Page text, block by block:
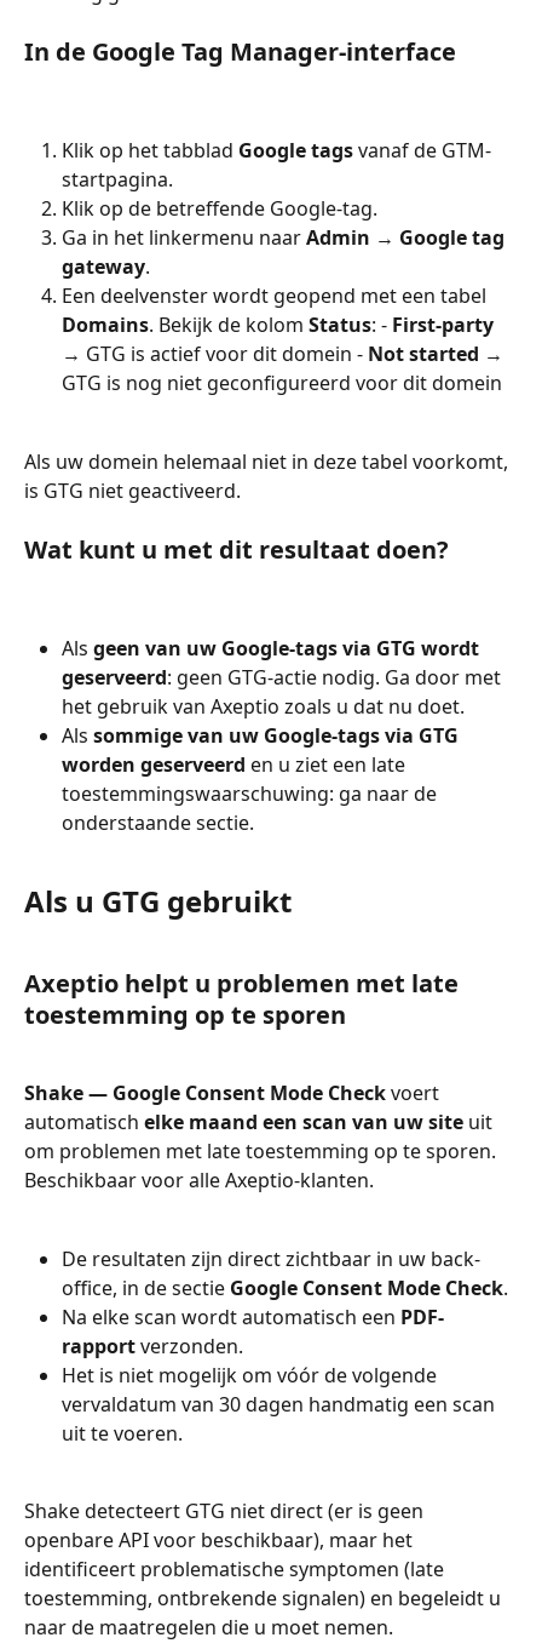
In de Google Tag Manager-interface
Klik op het tabblad Google tags vanaf de GTM-
startpagina.
Klik op de betreffende Google-tag.
Ga in het linkermenu naar Admin → Google tag
gateway.
Een deelvenster wordt geopend met een tabel
Domains. Bekijk de kolom Status: - First-party
→ GTG is actief voor dit domein - Not started →
GTG is nog niet geconfigureerd voor dit domein
Als uw domein helemaal niet in deze tabel voorkomt,
is GTG niet geactiveerd.
Wat kunt u met dit resultaat doen?
Als geen van uw Google-tags via GTG wordt
geserveerd: geen GTG-actie nodig. Ga door met
het gebruik van Axeptio zoals u dat nu doet.
Als sommige van uw Google-tags via GTG
worden geserveerd en u ziet een late
toestemmingswaarschuwing: ga naar de
onderstaande sectie.
Als u GTG gebruikt
Axeptio helpt u problemen met late
toestemming op te sporen
Shake — Google Consent Mode Check voert
automatisch elke maand een scan van uw site uit
om problemen met late toestemming op te sporen.
Beschikbaar voor alle Axeptio-klanten.
De resultaten zijn direct zichtbaar in uw back-
office, in de sectie Google Consent Mode Check.
Na elke scan wordt automatisch een PDF-
rapport verzonden.
Het is niet mogelijk om vóór de volgende
vervaldatum van 30 dagen handmatig een scan
uit te voeren.
Shake detecteert GTG niet direct (er is geen
openbare API voor beschikbaar), maar het
identificeert problematische symptomen (late
toestemming, ontbrekende signalen) en begeleidt u
naar de maatregelen die u moet nemen.